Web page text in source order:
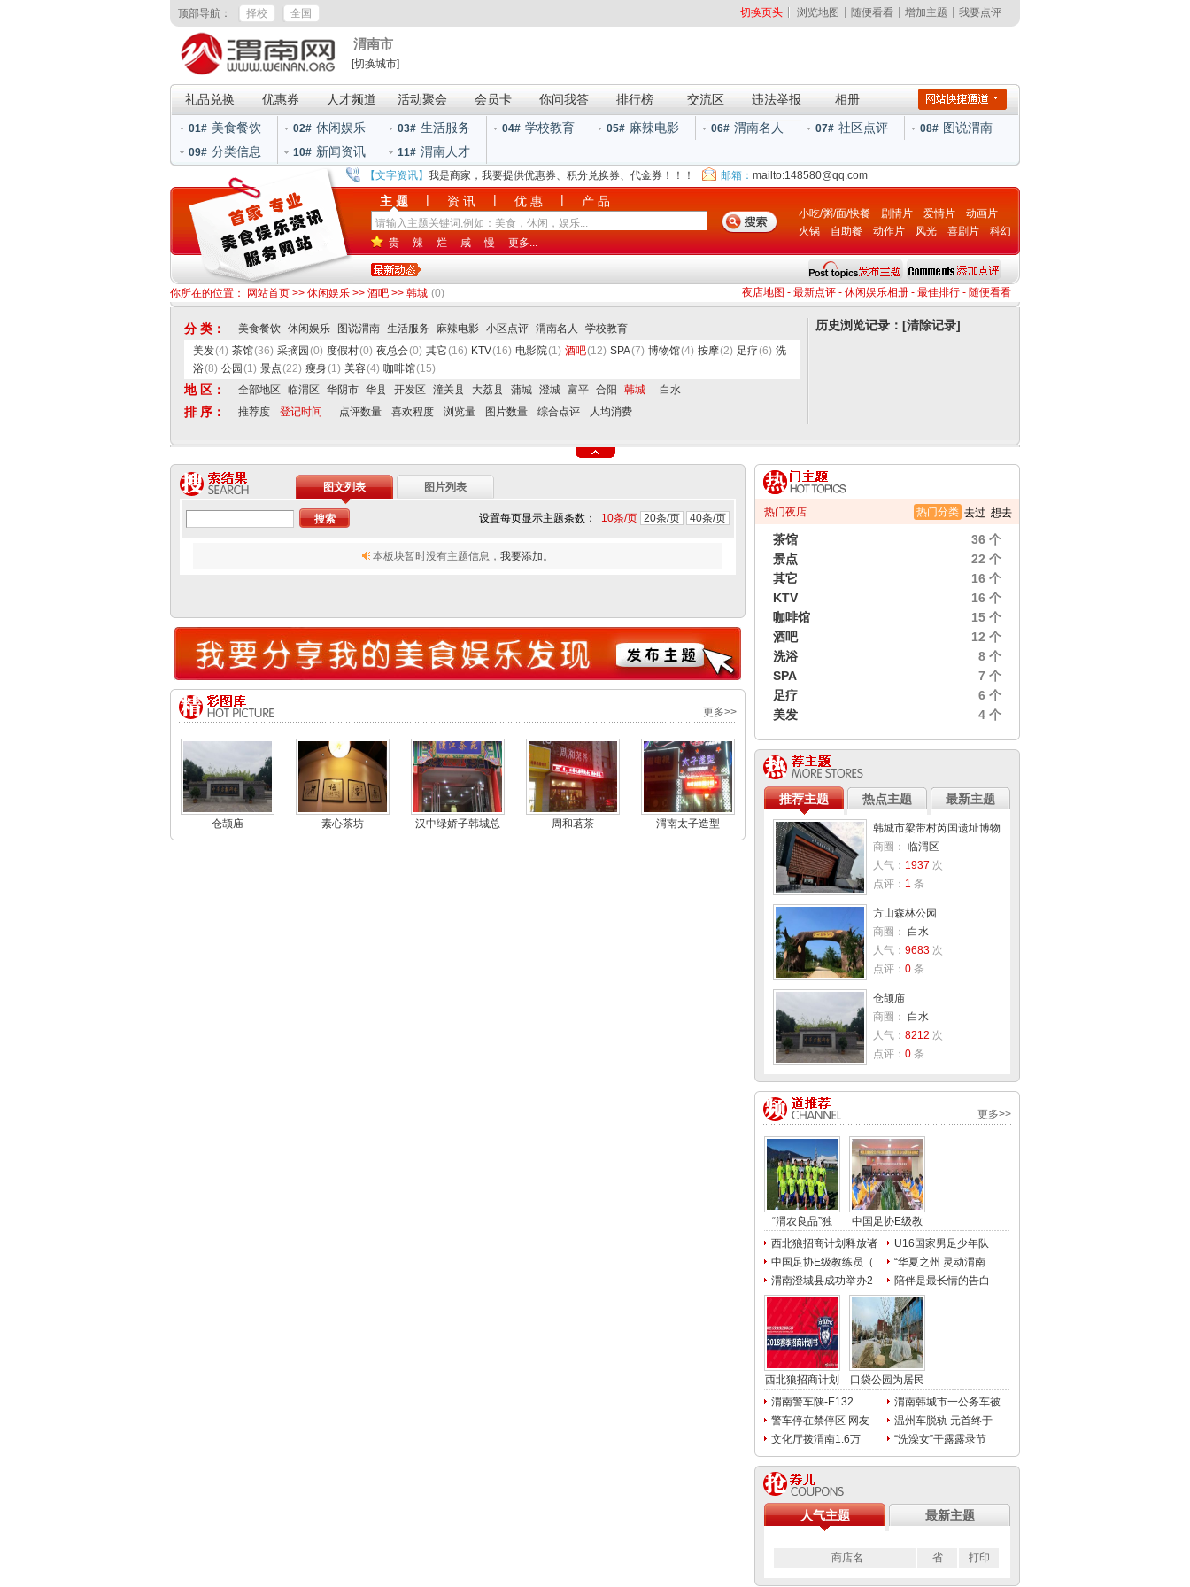
顶部导航： 择校 全国 切换页头 浏览地图 随便看看 增加主题 我要点评
渭南市
[切换城市]
礼品兑换 优惠券 人才频道 活动聚会 会员卡 你问我答 排行榜 交流区 违法举报 相册
01# 美食餐饮 02# 休闲娱乐 03# 生活服务 04# 学校教育 05# 麻辣电影 06# 渭南名人 07# 社区点评 08# 图说渭南
09# 分类信息 10# 新闻资讯 11# 渭南人才
【文字资讯】 我是商家，我要提供优惠券、积分兑换券、代金券！！！ 邮箱： mailto:148580@qq.com
主 题 | 资 讯 | 优 惠 | 产 品
小吃/粥/面/快餐 剧情片 爱情片
动画片
火锅
自助餐 动作片 风光 喜剧片
科幻
贵 辣 烂 咸 慢 更多...
你所在的位置： 网站首页 >> 休闲娱乐 >> 酒吧 >> 韩城 (0) 夜店地图 - 最新点评 - 休闲娱乐相册 - 最佳排行 - 随便看看
分 类： 美食餐饮 休闲娱乐 图说渭南 生活服务 麻辣电影 小区点评 渭南名人
学校教育
美发(4) 茶馆(36) 采摘园 (0) 度假村(0) 夜总会(0) 其它(16) KTV(16) 电影院(1) 酒吧(12) SPA(7) 博物馆(4) 按摩(2) 足疗(6) 洗
浴(8) 公园 (1) 景点(22) 瘦身(1) 美容(4) 咖啡馆(15)
地 区： 全部地区 临渭区 华阴市 华县 开发区 潼关县 大荔县 蒲城 澄城 富平 合阳 韩城 白水
排 序： 推荐度 登记时间 点评数量 喜欢程度 浏览量 图片数量 综合点评 人均消费
历史浏览记录：[清除记录]
图文列表 图片列表
设置每页显示主题条数： 10条/页 20条/页 40条/页
本板块暂时没有主题信息， 我要添加。
更多>>
仓颉庙 素心茶坊
汉中绿娇子韩城总
代理
周和茗茶 渭南太子造型
热门分类 去过 想去
热门夜店
36 个
茶馆
22 个
景点
16 个
其它
16 个
KTV
15 个
咖啡馆
12 个
酒吧
8 个
洗浴
7 个
SPA
6 个
足疗
4 个
美发
推荐主题 热点主题 最新主题
韩城市梁带村芮国遗址博物
商圈： 临渭区
人气： 1937 次
点评： 1 条
方山森林公园
商圈：
白水
人气： 9683 次
点评： 0 条
仓颉庙
商圈：
白水
人气： 8212 次
点评： 0 条
更多>>
“渭农良品”独
中国足协E级教
西北狼招商计划释放诸
U16国家男足少年队
中国足协E级教练员（
“华夏之州 灵动渭南
渭南澄城县成功举办2
陪伴是最长情的告白—
西北狼招商计划
口袋公园为居民
渭南警车陕-E132
渭南韩城市一公务车被
警车停在禁停区 网友
温州车脱轨 元首终于
文化厅拨渭南1.6万
“洗澡女”干露露录节
人气主题 最新主题
商店名 省 打印